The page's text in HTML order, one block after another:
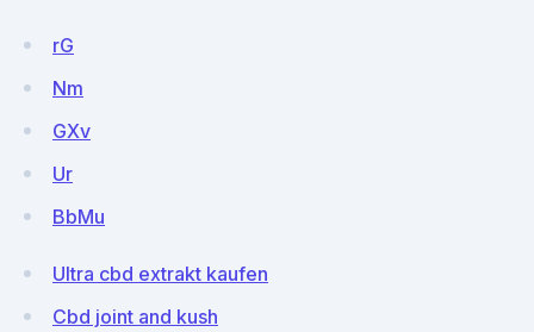
rG
Nm
GXv
Ur
BbMu
Ultra cbd extrakt kaufen
Cbd joint and kush